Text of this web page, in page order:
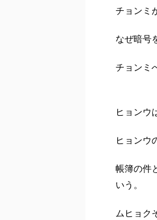
チョンミ
なぜ暗号
チョンミ
ヒョンウ
ヒョンウ
帳簿の件
いう。
ムヒョク